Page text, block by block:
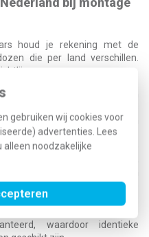
gebruiken wij cookies voor
advertenties. Lees
alleen noodzakelijke
houd je rekening met de
die per land verschillen.
de centrale punten
je meervoudige afdekramen
ook 71 mm. Voor verticale
van 60 mm of 56 mm,
reden alleen in horizontale
waardoor identieke